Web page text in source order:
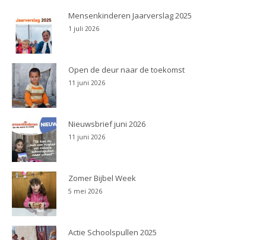
Mensenkinderen Jaarverslag 2025
1 juli 2026
Open de deur naar de toekomst
11 juni 2026
Nieuwsbrief juni 2026
11 juni 2026
Zomer Bijbel Week
5 mei 2026
Actie Schoolspullen 2025